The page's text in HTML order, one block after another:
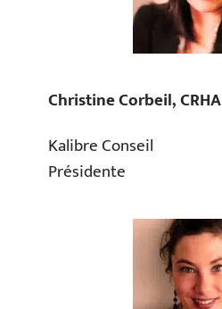
Christine Corbeil, CRHA
Kalibre Conseil
Présidente